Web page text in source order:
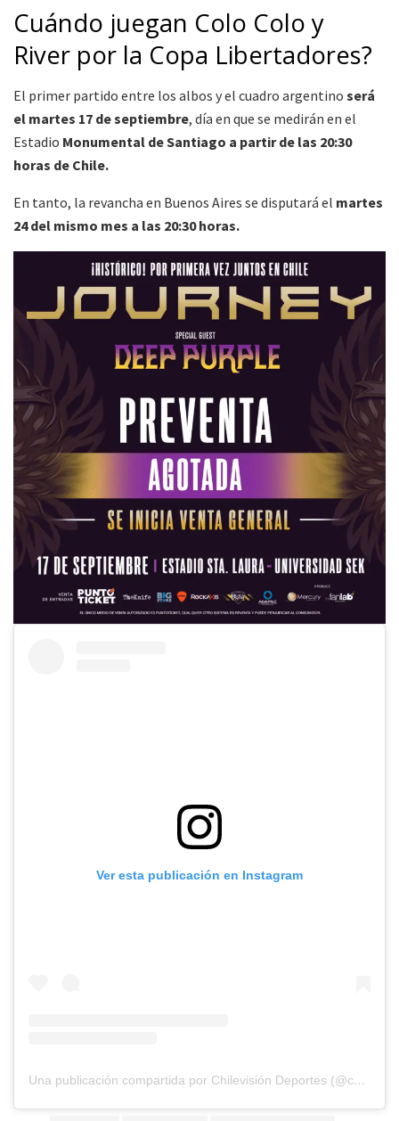
Cuándo juegan Colo Colo y
River por la Copa Libertadores?
El primer partido entre los albos y el cuadro argentino será
el martes 17 de septiembre, día en que se medirán en el
Estadio Monumental de Santiago a partir de las 20:30
horas de Chile.
En tanto, la revancha en Buenos Aires se disputará el martes
24 del mismo mes a las 20:30 horas.
Ver esta publicación en Instagram
Una publicación compartida por Chilevisión Deportes (@chvdeportes)